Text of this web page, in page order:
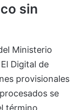
sin
Ministerio
Digital de
provisionales
se
término